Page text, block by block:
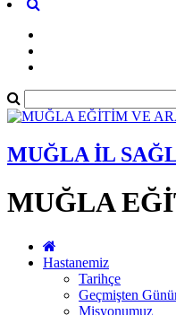
MUĞLA İL
MUĞLA
Hastanemiz
Tarihçe
Geçmişten
Misyonumuz